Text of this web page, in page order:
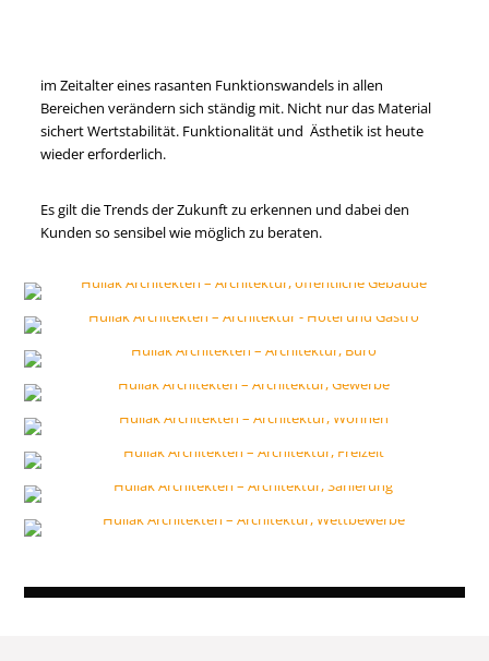
im Zeitalter eines rasanten Funktionswandels in allen
Bereichen verändern sich ständig mit. Nicht nur das Material
sichert Wertstabilität. Funktionalität und Ästhetik ist heute
wieder erforderlich.
Es gilt die Trends der Zukunft zu erkennen und dabei den
Kunden so sensibel wie möglich zu beraten.